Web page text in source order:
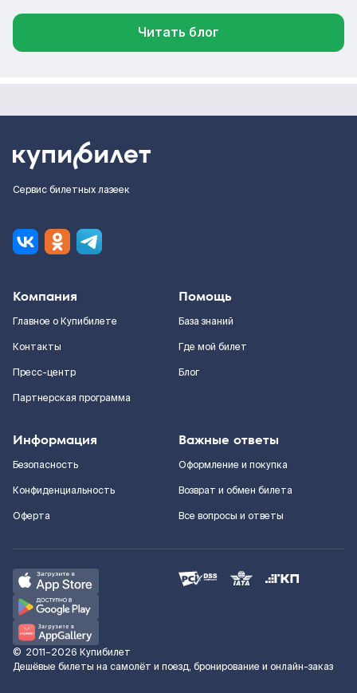
Читать блог
Сервис билетных лазеек
Компания
Главное о Купибилете
Контакты
Пресс-центр
Партнерская программа
Помощь
База знаний
Где мой билет
Блог
Информация
Безопасность
Конфиденциальность
Оферта
Важные ответы
Оформление и покупка
Возврат и обмен билета
Все вопросы и ответы
© 2011–2026 Купибилет
Дешёвые билеты на самолёт и поезд, бронирование и онлайн-заказ